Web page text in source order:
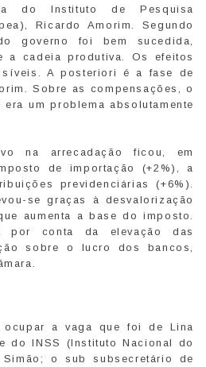
do Instituto de Pesquisa
Ricardo Amorim. Segundo
governo foi bem sucedida,
a cadeia produtiva. Os efeitos
A posteriori é a fase de
Sobre as compensações, o
um problema absolutamente
na arrecadação ficou, em
de importação (+2%), a
previdenciárias (+6%).
se graças à desvalorização
aumenta a base do imposto.
por conta da elevação das
sobre o lucro dos bancos,
a vaga que foi de Lina
do INSS (Instituto Nacional do
o sub subsecretário de